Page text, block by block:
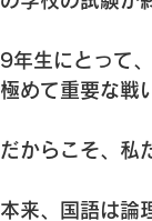
9年生にとって
極めて重要な戦
だからこそ、私
本来、国語は論